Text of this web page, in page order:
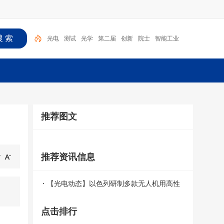
光电 测试 光学 第二届 创新 院士 智能工业
光电探测 成像 研讨会
推荐图文
推荐资讯信息
【光电动态】以色列研制多款无人机用高性
点击排行